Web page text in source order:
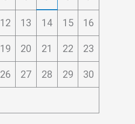
12 13 14 15 16
19 20 21 22 23
26 27 28 29 30